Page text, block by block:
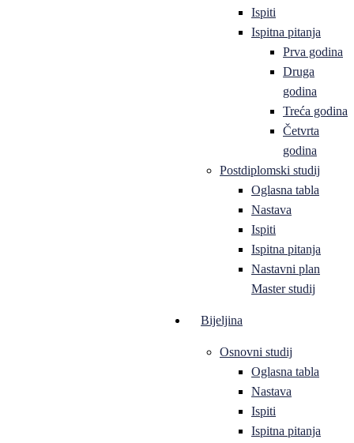
Ispiti
Ispitna pitanja
Prva godina
Druga
godina
Treća godina
Četvrta
godina
Postdiplomski studij
Oglasna tabla
Nastava
Ispiti
Ispitna pitanja
Nastavni plan
Master studij
Bijeljina
Osnovni studij
Oglasna tabla
Nastava
Ispiti
Ispitna pitanja